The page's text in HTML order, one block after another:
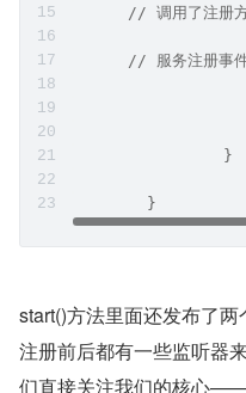
// 调用了注册
// 服务注册事
		}
	}
start()方法里面还发布了
注册前后都有一些监听器
们直接关注我们的核心